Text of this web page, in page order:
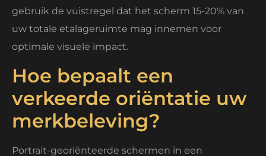
gebruik de vuistregel dat het scherm 15-20% van
uw totale etalageruimte mag innemen voor
optimale visuele impact.
Hoe bepaalt een
verkeerde oriëntatie uw
merkbeleving?
Portrait-georiënteerde schermen in een